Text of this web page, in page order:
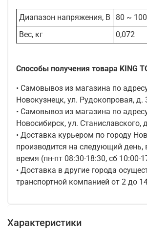
Диапазон напряжения, В
80 ~
Вес, кг
0,072
Способы получения товара KING
• Самовывоз из магазина по
Новокузнецк, ул. Рудокопровая, д.
• Самовывоз из магазина по
Новосибирск, ул. Станиславского,
• Доставка курьером по городу
производится на следующий день,
время (пн-пт 08:30-18:30, сб 10:00-
• Доставка в другие города
транспортной компанией от 2 до
Характеристики